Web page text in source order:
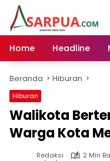
Langsung
konten
Home
Headline
Beranda Hiburan
Hiburan
Walikota
Warga Kota
Redaksi
2 Min